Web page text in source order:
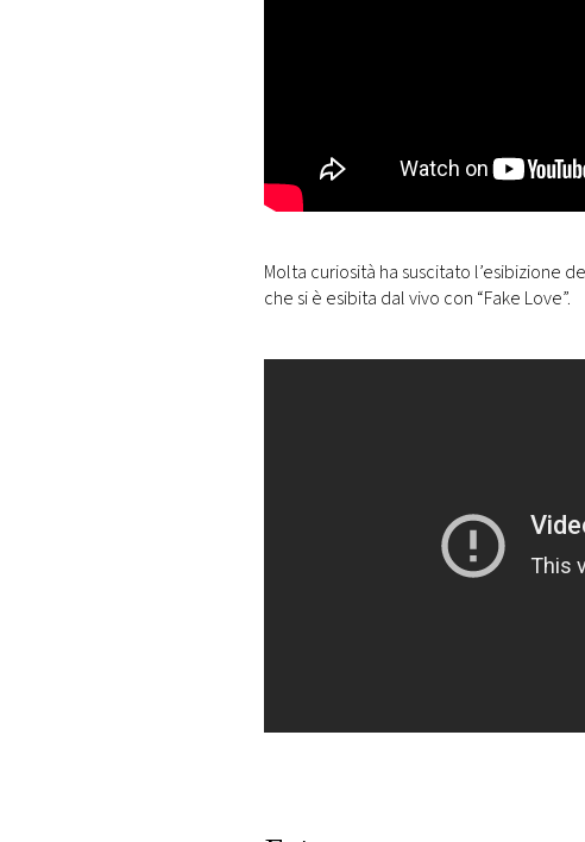
Molta curiosità ha suscitato l’esibizione
che si è esibita dal vivo con “Fake Love”.